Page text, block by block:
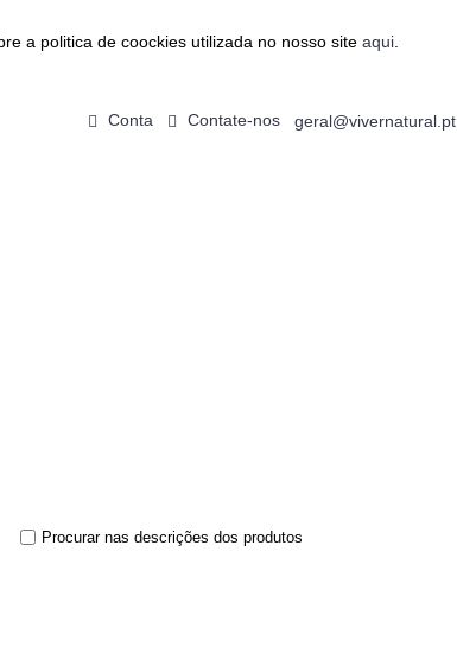
a politica de coockies utilizada no nosso site aqui
Conta Contate-nos geral@vivernatural.pt
Procurar nas descrições dos produtos